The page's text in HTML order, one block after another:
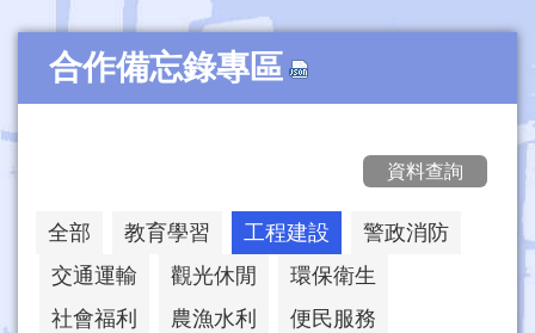
合作備忘錄專區
資料查詢
全部 教育學習 工程建設
警政消防
交通運輸
觀光休閒
環保衛生
社會福利
農漁水利
便民服務